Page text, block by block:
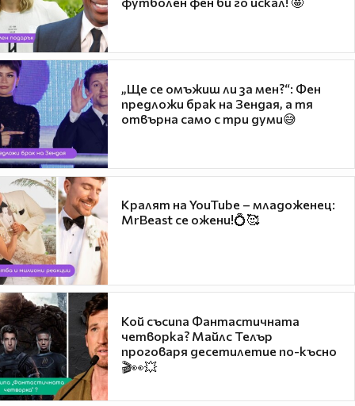
„Ще се омъжиш ли за мен?“: Фен
предложи брак на Зендая, а тя
отвърна само с три думи😅
Кралят на YouTube – младоженец:
MrBeast се ожени!💍🥰
Кой съсипа Фантастичната
четворка? Майлс Телър
проговаря десетилетие по-късно
🎬👀💥